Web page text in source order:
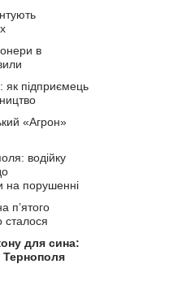
в
як підприємець
«Агрон»
водійку
на порушенні
п’ятого
сталося
для сина:
Тернополя